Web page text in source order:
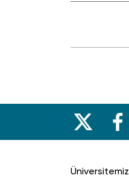
Üniversitemiz